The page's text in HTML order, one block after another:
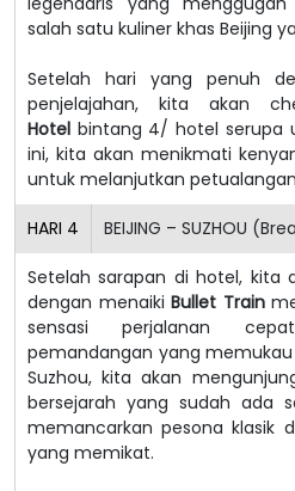
salah satu kuliner khas Beijing
Setelah hari yang penuh
penjelajahan, kita akan
Hotel bintang 4/ hotel serupa
ini, kita akan menikmati
untuk melanjutkan
HARI 4 BEIJING – SUZHOU
Setelah sarapan di hotel, kita
dengan menaiki Bullet Train
sensasi perjalanan
pemandangan yang
Suzhou, kita akan
bersejarah yang sudah ada
memancarkan pesona klasik
yang memikat.